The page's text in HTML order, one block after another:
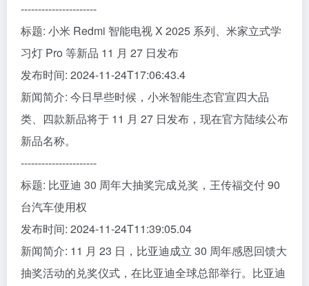
----------------------
标题: 小米 Redmi 智能电视 X 2025 系列、米家立式学
习灯 Pro 等新品 11 月 27 日发布
发布时间: 2024-11-24T17:06:43.4
新闻简介: 今日早些时候，小米智能生态官宣四大品
类、四款新品将于 11 月 27 日发布，现在官方陆续公布
新品名称。
----------------------
标题: 比亚迪 30 周年大抽奖完成兑奖，王传福交付 90
台汽车使用权
发布时间: 2024-11-24T11:39:05.04
新闻简介: 11 月 23 日，比亚迪成立 30 周年感恩回馈大
抽奖活动的兑奖仪式，在比亚迪全球总部举行。比亚迪